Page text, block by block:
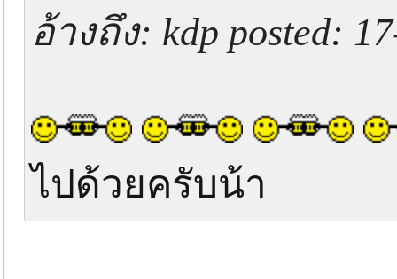
อ้างถึง: kdp posted:
ไปด้วยครับน้า